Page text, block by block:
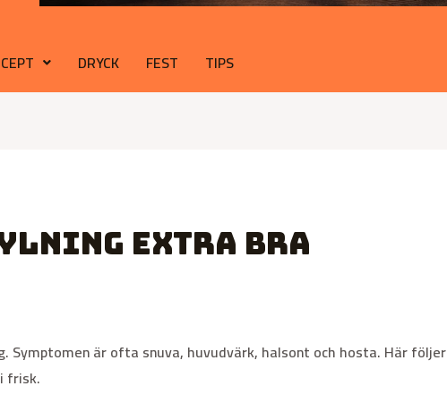
DRYCK FEST TIPS
Extra bra
Symptomen är ofta snuva, huvudvärk, halsont och hosta. Här följer
frisk.